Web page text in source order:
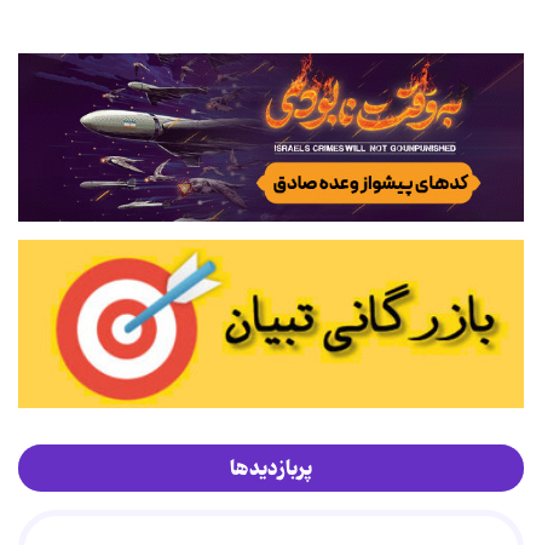
پربازدیدها